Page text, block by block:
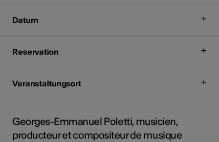
Datum
Reservation
Veranstaltungsort
Georges-Emmanuel Poletti, musicien,
producteur et compositeur de musique